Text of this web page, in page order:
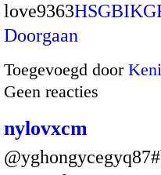
love9363
Doorgaan
Toegevoegd door
Geen reacties
nylovxcm